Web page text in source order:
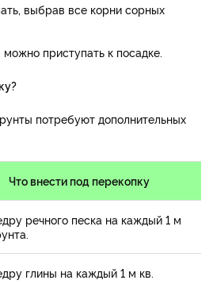
выбрав все корни сорных
приступать к посадке.
потребуют дополнительных
Что внести под перекопку
речного песка на каждый 1 м
глины на каждый 1 м кв.